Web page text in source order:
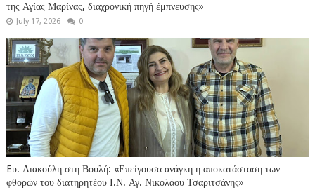
της Αγίας Μαρίνας, διαχρονική πηγή έμπνευσης»
July 17, 2026 0
Eυ. Λιακούλη στη Βουλή: «Επείγουσα ανάγκη η αποκατάσταση των
φθορών του διατηρητέου Ι.Ν. Αγ. Νικολάου Τσαριτσάνης»